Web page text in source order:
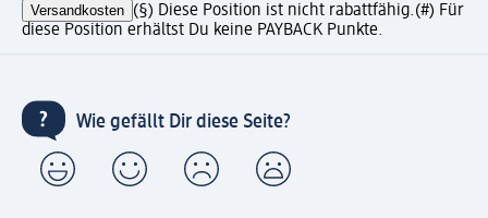
Versandkosten (§) Diese Position ist nicht rabattfähig.(#) Für
diese Position erhältst Du keine PAYBACK Punkte.
Wie gefällt Dir diese Seite?